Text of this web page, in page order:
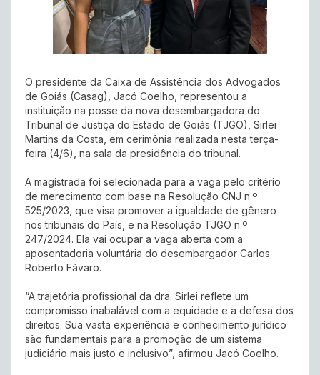
O presidente da Caixa de Assistência dos Advogados
de Goiás (Casag), Jacó Coelho, representou a
instituição na posse da nova desembargadora do
Tribunal de Justiça do Estado de Goiás (TJGO), Sirlei
Martins da Costa, em cerimônia realizada nesta terça-
feira (4/6), na sala da presidência do tribunal.
A magistrada foi selecionada para a vaga pelo critério
de merecimento com base na Resolução CNJ n.º
525/2023, que visa promover a igualdade de gênero
nos tribunais do País, e na Resolução TJGO n.º
247/2024. Ela vai ocupar a vaga aberta com a
aposentadoria voluntária do desembargador Carlos
Roberto Fávaro.
“A trajetória profissional da dra. Sirlei reflete um
compromisso inabalável com a equidade e a defesa dos
direitos. Sua vasta experiência e conhecimento jurídico
são fundamentais para a promoção de um sistema
judiciário mais justo e inclusivo”, afirmou Jacó Coelho.